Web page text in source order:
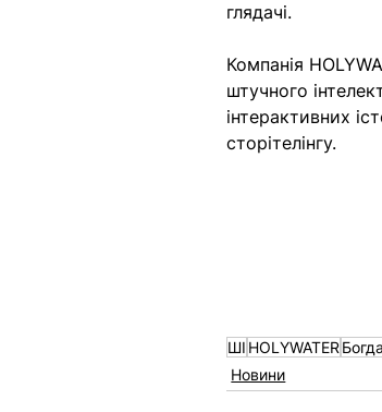
глядачі.
Компанія
штучного
інтерактивних
сторітелінгу.
ШІ HOLYWATER
Новини